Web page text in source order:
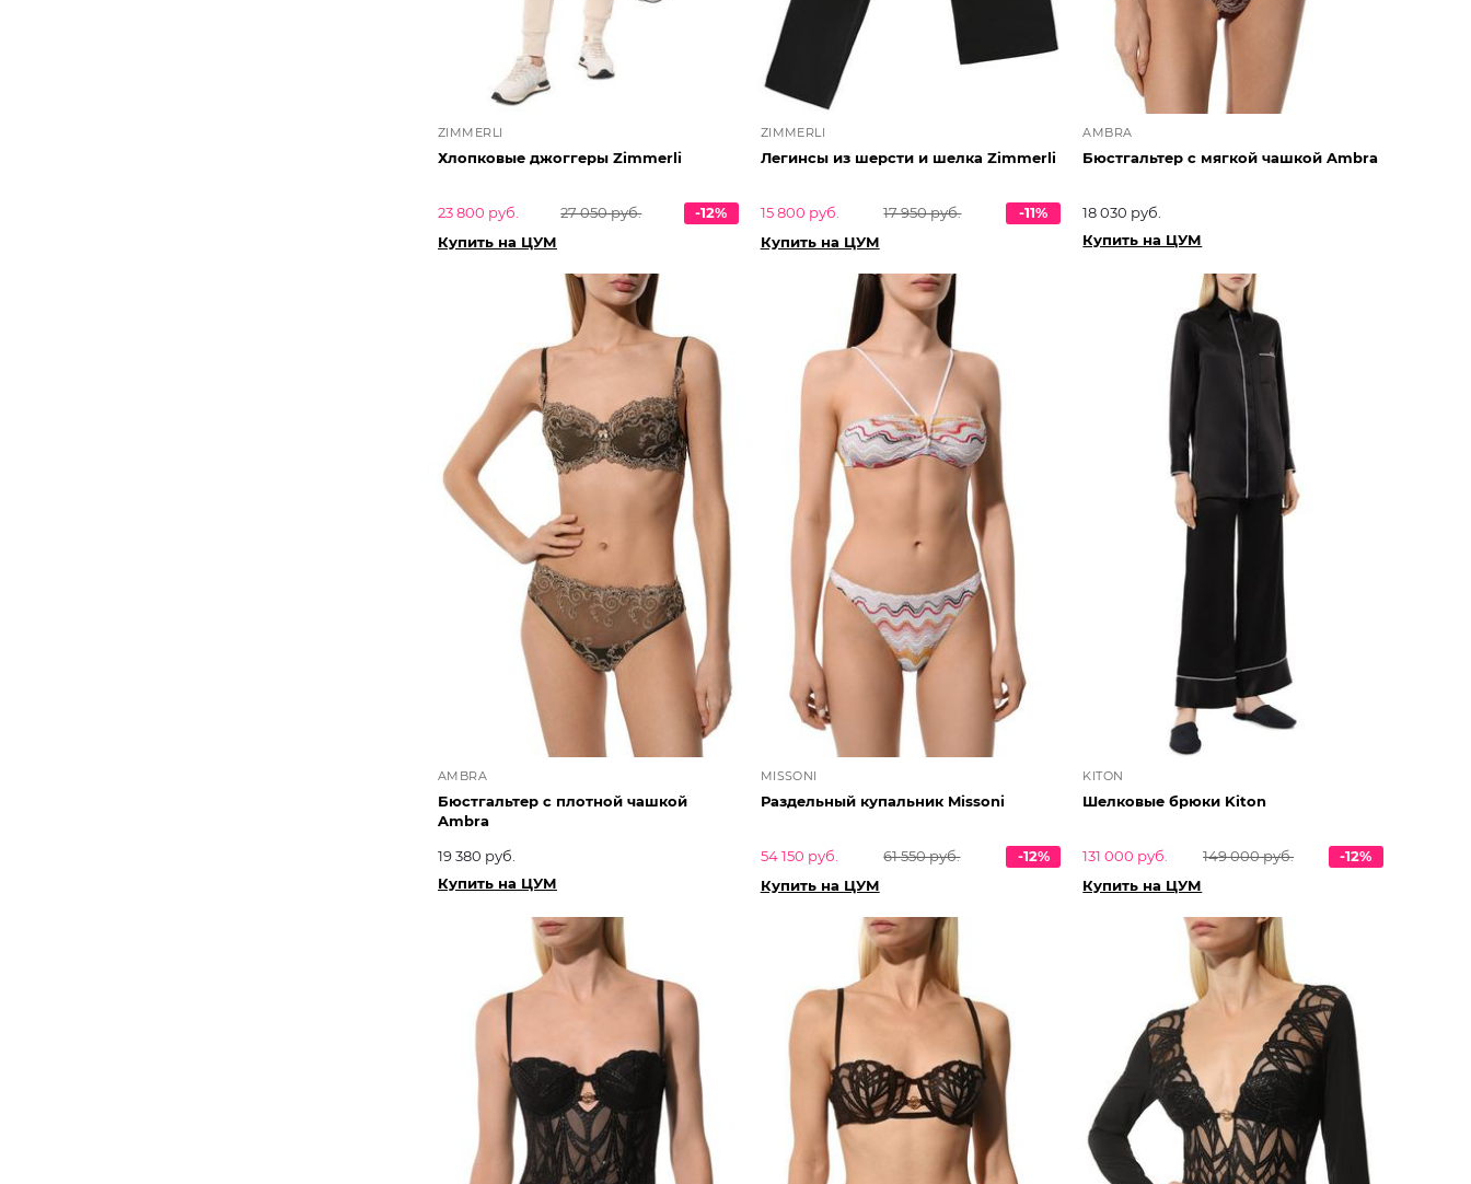
ZIMMERLI
Хлопковые джоггеры Zimmerli
23 800 руб. 27 050 руб.
-12%
Купить на ЦУМ
ZIMMERLI
Легинсы из шерсти и шелка Zimmerli
15 800 руб. 17 950 руб.
-11%
Купить на ЦУМ
AMBRA
Бюстгальтер с мягкой чашкой Ambra
18 030 руб.
Купить на ЦУМ
AMBRA
Бюстгальтер с плотной чашкой
Ambra
19 380 руб.
Купить на ЦУМ
MISSONI
Раздельный купальник Missoni
54 150 руб. 61 550 руб.
-12%
Купить на ЦУМ
KITON
Шелковые брюки Kiton
131 000 руб. 149 000 руб.
-12%
Купить на ЦУМ